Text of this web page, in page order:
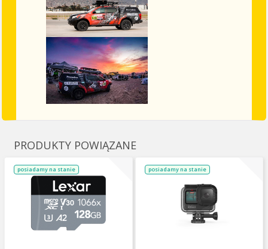
PRODUKTY POWIĄZANE
posiadamy na stanie posiadamy na stanie